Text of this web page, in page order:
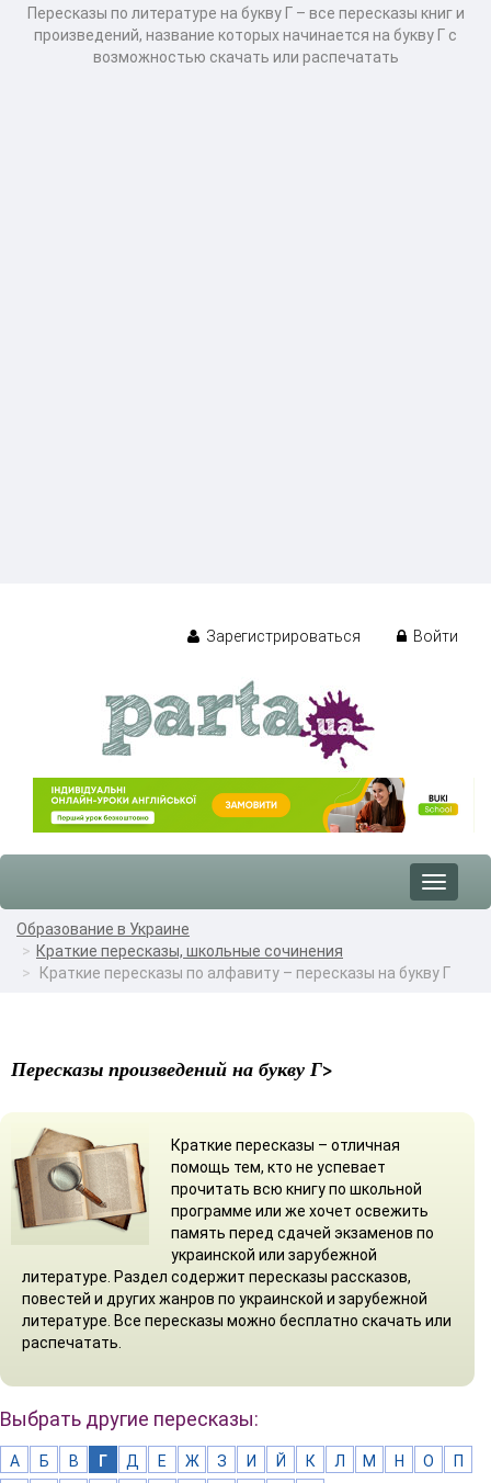
Пересказы по литературе на букву Г – все пересказы книг и
произведений, название которых начинается на букву Г с
возможностью скачать или распечатать
Зарегистрироваться Войти
Toggle
Образование в Украине
Краткие пересказы, школьные сочинения
Краткие пересказы по алфавиту – пересказы на букву Г
Пересказы произведений на букву Г>
Краткие пересказы – отличная
помощь тем, кто не успевает
прочитать всю книгу по школьной
программе или же хочет освежить
память перед сдачей экзаменов по
украинской или зарубежной
литературе. Раздел содержит пересказы рассказов,
повестей и других жанров по украинской и зарубежной
литературе. Все пересказы можно бесплатно скачать или
распечатать.
Выбрать другие пересказы:
А Б В Г Д Е Ж З И Й К Л М Н О
П